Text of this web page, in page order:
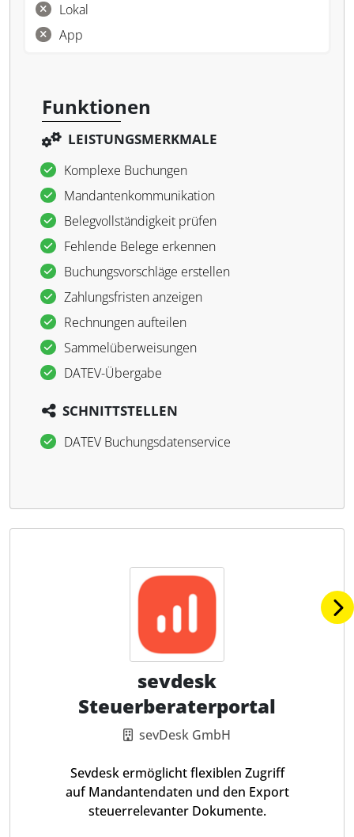
Lokal
App
Funktionen
LEISTUNGSMERKMALE
Komplexe Buchungen
Mandantenkommunikation
Belegvollständigkeit prüfen
Fehlende Belege erkennen
Buchungsvorschläge erstellen
Zahlungsfristen anzeigen
Rechnungen aufteilen
Sammelüberweisungen
DATEV-Übergabe
SCHNITTSTELLEN
DATEV Buchungsdatenservice
sevdesk
Steuerberaterportal
sevDesk GmbH
Sevdesk ermöglicht flexiblen Zugriff
auf Mandantendaten und den Export
steuerrelevanter Dokumente.